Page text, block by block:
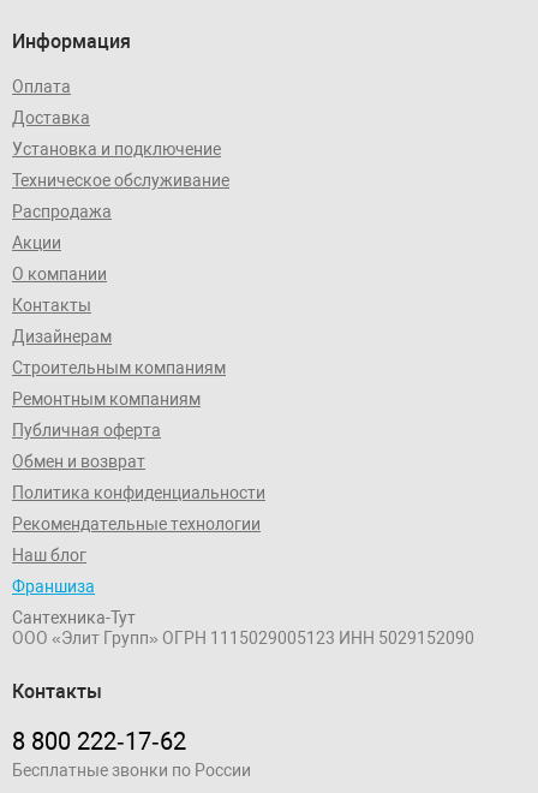
Информация
Оплата
Доставка
Установка и подключение
Техническое обслуживание
Распродажа
Акции
О компании
Контакты
Дизайнерам
Строительным компаниям
Ремонтным компаниям
Публичная оферта
Обмен и возврат
Политика конфиденциальности
Рекомендательные технологии
Наш блог
Франшиза
Сантехника-Тут
ООО «Элит Групп» ОГРН 1115029005123 ИНН 5029152090
Контакты
8 800 222‑17‑62
Бесплатные звонки по России